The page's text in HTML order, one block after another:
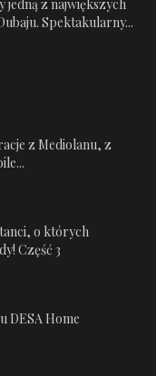
z największych
Spektakularny...
z Mediolanu, z
o których
Część 3
DESA Home